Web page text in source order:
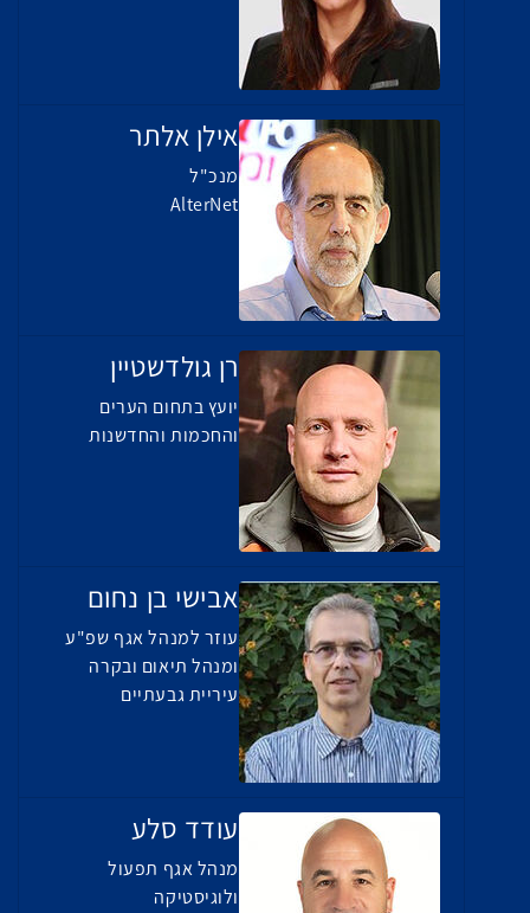
אילן אלתר
מנכ"ל
AlterNet
רן גולדשטיין
יועץ בתחום הערים
והחכמות והחדשנות
אבישי בן נחום
עוזר למנהל אגף שפ"ע
ומנהל תיאום ובקרה
עיריית גבעתיים
עודד סלע
מנהל אגף תפעול
ולוגיסטיקה